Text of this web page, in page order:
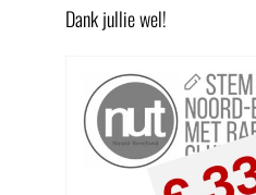
Dank jullie wel!